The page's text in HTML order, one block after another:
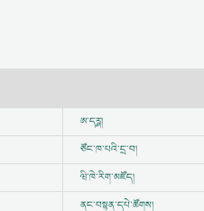
ཨ་དཪྴ།
ཙོང་ཁ་པའི་དྲ་བ།
ཝི་ཁེ་རིག་མཛོད།
ནང་བསྟན་དཔེ་ཚོགས།